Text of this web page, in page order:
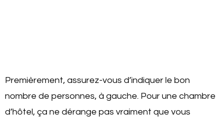
Premièrement, assurez-vous d’indiquer le bon
nombre de personnes, à gauche. Pour une chambre
d’hôtel, ça ne dérange pas vraiment que vous